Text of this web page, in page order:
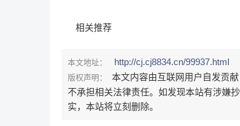
相关推荐
本文地址： http://cj.cj8834.cn/99937.html
版权声明：
本文内容由互联网用户自发贡
不承担相关法律责任。如发现本站有涉嫌
实，本站将立刻删除。